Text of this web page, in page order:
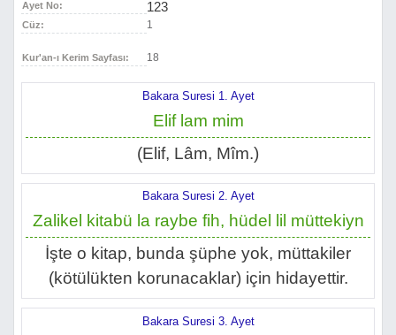
Ayet No: 123
Cüz: 1
Kur'an-ı Kerim Sayfası: 18
Bakara Suresi 1. Ayet
Elif lam mim
(Elif, Lâm, Mîm.)
Bakara Suresi 2. Ayet
Zalikel kitabü la raybe fih, hüdel lil müttekiyn
İşte o kitap, bunda şüphe yok, müttakiler
(kötülükten korunacaklar) için hidayettir.
Bakara Suresi 3. Ayet